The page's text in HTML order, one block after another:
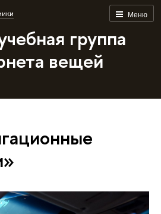
Меню
группа
вещей